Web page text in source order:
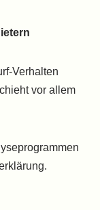
Verhalten
vor allem